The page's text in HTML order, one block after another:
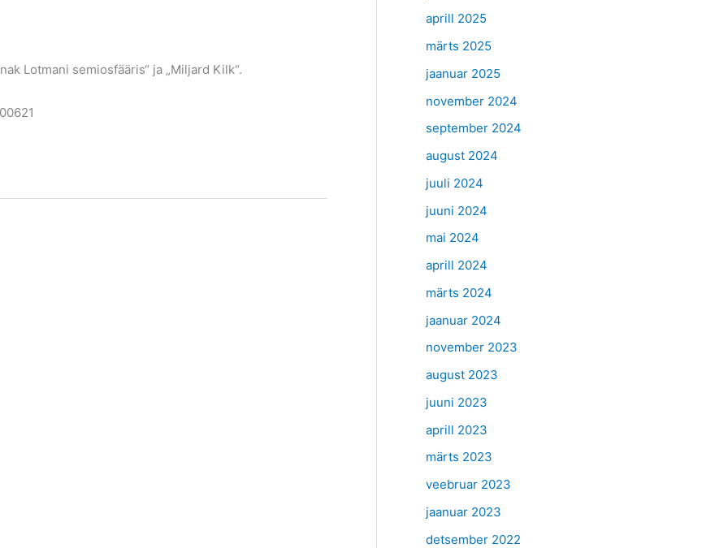
Lotmani semiosfääris“ ja „Miljard Kilk“.
aprill 2025
märts 2025
jaanuar 2025
november 2024
september 2024
august 2024
juuli 2024
juuni 2024
mai 2024
aprill 2024
märts 2024
jaanuar 2024
november 2023
august 2023
juuni 2023
aprill 2023
märts 2023
veebruar 2023
jaanuar 2023
detsember 2022